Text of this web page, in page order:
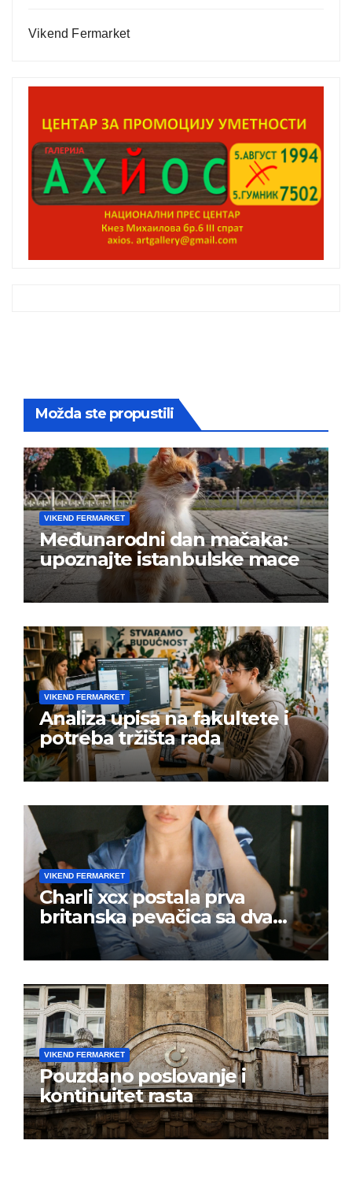
Vikend Fermarket
Možda ste propustili
VIKEND FERMARKET
Međunarodni dan mačaka:
upoznajte istanbulske mace
VIKEND FERMARKET
Analiza upisa na fakultete i
potreba tržišta rada
VIKEND FERMARKET
Charli xcx postala prva
britanska pevačica sa dva
albuma na prvom mestu u
istoj kalendarskoj godini
VIKEND FERMARKET
Pouzdano poslovanje i
kontinuitet rasta